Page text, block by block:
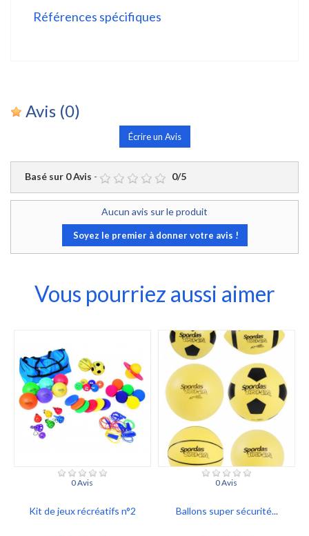
Références spécifiques
Avis (0)
Écrire un Avis
Basé sur 0Avis - 0/5
Aucun avis sur le produit
Soyez le premier à donner votre avis !
Vous pourriez aussi aimer
0 Avis
Kit de jeux récréatifs n°2
0 Avis
Ballons super sécurité...